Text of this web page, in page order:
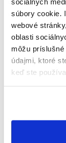
súbory cookie.
webové
oblasti
môžu
údajmi, ktoré
keď ste
bolo vyšetrené
diagnóze jeho
Krok smerom k
kuracím
Management
pomáha psom
Jednoduchá
Jedinečná zmes
Podporuje